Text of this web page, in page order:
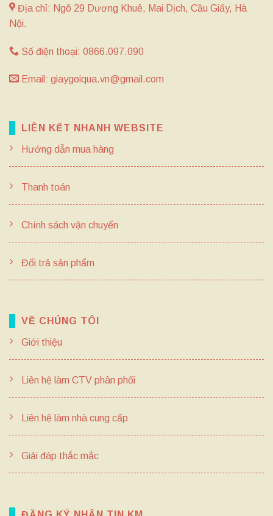
Địa chỉ: Ngõ 29 Dương Khuê, Mai Dịch, Cầu Giấy, Hà
Nội.
Số điện thoại: 0866.097.090
Email: giaygoiqua.vn@gmail.com
LIÊN KẾT NHANH WEBSITE
Hướng dẫn mua hàng
Thanh toán
Chính sách vận chuyển
Đổi trả sản phẩm
VỀ CHÚNG TÔI
Giới thiệu
Liên hệ làm CTV phân phối
Liên hệ làm nhà cung cấp
Giải đáp thắc mắc